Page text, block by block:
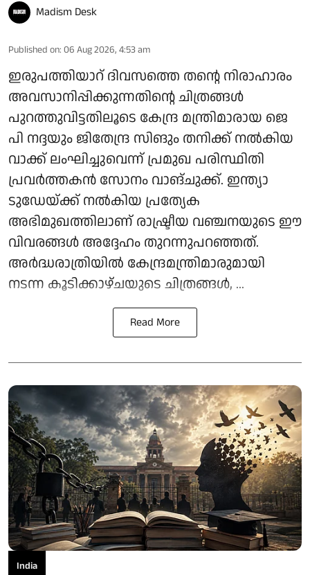
Madism Desk
Published on: 06 Aug 2026, 4:53 am
ഇരുപത്തിയാറ് ദിവസത്തെ തന്റെ നിരാഹാരം
അവസാനിപ്പിക്കുന്നതിന്റെ ചിത്രങ്ങൾ
പുറത്തുവിട്ടതിലൂടെ കേന്ദ്ര മന്ത്രിമാരായ ജെ
പി നദ്ദയും ജിതേന്ദ്ര സിങും തനിക്ക് നൽകിയ
വാക്ക് ലംഘിച്ചുവെന്ന് പ്രമുഖ പരിസ്ഥിതി
പ്രവർത്തകൻ സോനം വാങ്ചുക്ക്. ഇന്ത്യാ
ടുഡേയ്ക്ക് നൽകിയ പ്രത്യേക
അഭിമുഖത്തിലാണ് രാഷ്ട്രീയ വഞ്ചനയുടെ ഈ
വിവരങ്ങൾ അദ്ദേഹം തുറന്നുപറഞ്ഞത്.
അർദ്ധരാത്രിയിൽ കേന്ദ്രമന്ത്രിമാരുമായി
നടന്ന കൂടിക്കാഴ്ചയുടെ ചിത്രങ്ങൾ, ...
Read More
India